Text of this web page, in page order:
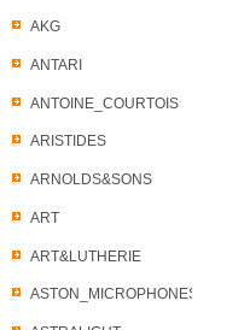
AKG
ANTARI
ANTOINE_COURTOIS
ARISTIDES
ARNOLDS&SONS
ART
ART&LUTHERIE
ASTON_MICROPHONES